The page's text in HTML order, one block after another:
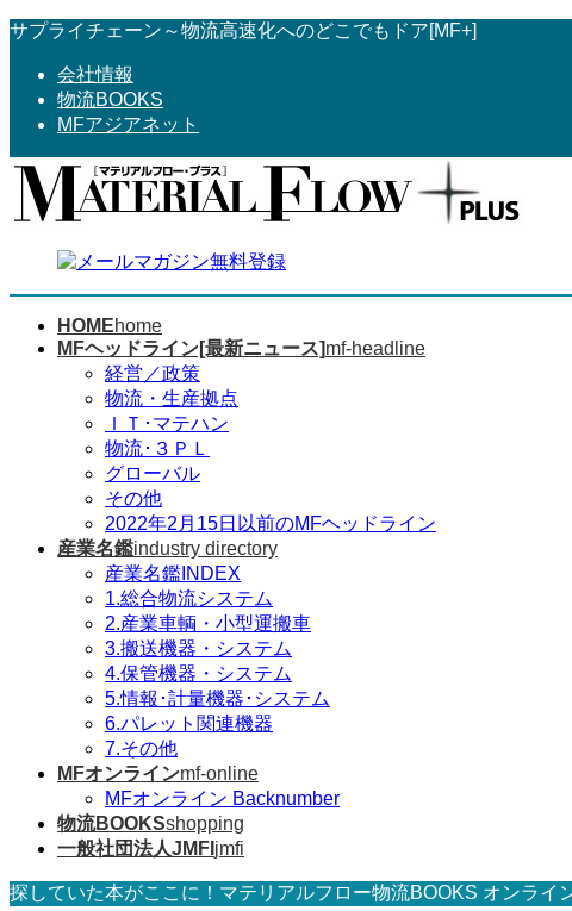
コ
へ
ス
ナ
ョ
ン
サプライチェーン～物流高速化へのどこでもドア[MF+]
会社情報
物流BOOKS
MFアジアネット
HOMEhome
MFヘッドライン[最新ニュース]mf-headline
経営／政策
物流・生産拠点
ＩＴ･マテハン
物流･３ＰＬ
グローバル
その他
2022年2月15日以前のMFヘッドライン
産業名鑑industry directory
産業名鑑INDEX
1.総合物流システム
2.産業車輌・小型運搬車
3.搬送機器・システム
4.保管機器・システム
5.情報･計量機器･システム
6.パレット関連機器
7.その他
MFオンラインmf-online
MFオンライン Backnumber
物流BOOKSshopping
一般社団法人JMFI jmfi
探していた本がここに！マテリアルフロー物流BOOKS オンライ